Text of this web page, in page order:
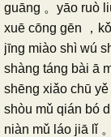
guāng 。yāo ruò
xuē cōng gēn ，
jīng miào shì wú
shàng táng bài ā
shēng xiǎo chū
shòu mǔ qián bó
niàn mǔ láo jiā lǐ